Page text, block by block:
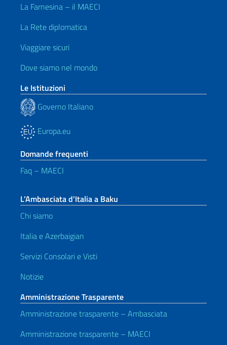
La Farnesina – il MAECI
La Rete diplomatica
Viaggiare sicuri
Dove siamo nel mondo
Le Istituzioni
Governo Italiano
Europa.eu
Domande frequenti
Faq – MAECI
L’Ambasciata d’Italia a Baku
Chi siamo
Italia e Azerbaigian
Servizi Consolari e Visti
Notizie
Amministrazione Trasparente
Amministrazione trasparente – Ambasciata
Amministrazione trasparente – MAECI